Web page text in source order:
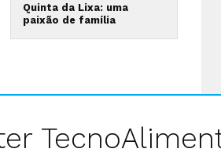
Quinta da Lixa: uma
paixão de família